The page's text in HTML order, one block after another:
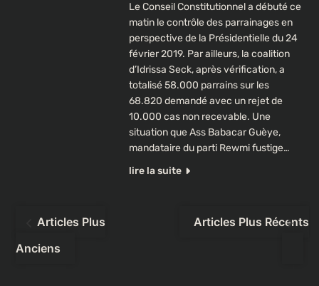
Le Conseil Constitutionnel a débuté ce
matin le contrôle des parrainages en
perspective de la Présidentielle du 24
février 2019. Par ailleurs, la coalition
d’Idrissa Seck, après vérification, a
totalisé 58.000 parrains sur les
68.820 demandé avec un rejet de
10.000 cas non recevable. Une
situation que Ass Babacar Guèye,
mandataire du parti Rewmi fustige…
lire la suite
Articles Plus
Anciens
Articles Plus Récents